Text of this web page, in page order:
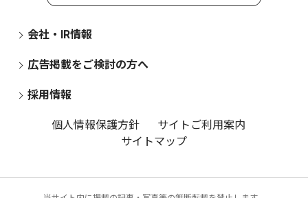
会社・IR情報
広告掲載をご検討の方へ
採用情報
個人情報保護方針
サイトご利用案内
サイトマップ